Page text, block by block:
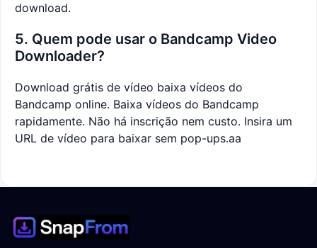
download.
5. Quem pode usar o Bandcamp Video
Downloader?
Download grátis de vídeo baixa vídeos do
Bandcamp online. Baixa vídeos do Bandcamp
rapidamente. Não há inscrição nem custo. Insira um
URL de vídeo para baixar sem pop-ups.aa